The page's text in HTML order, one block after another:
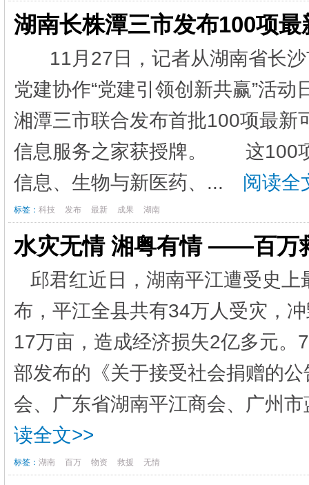
湖南长株潭三市发布100项
11月27日，记者从湖南省长
党建协作“党建引领创新共赢”活
湘潭三市联合发布首批100项最新
信息服务之家获授牌。 这100
信息、生物与新医药、...
阅读全
标签： 科技 发布 最新 成果 湖南
水灾无情 湘粤有情 ——百万
邱君红近日，湖南平江遭受史
布，平江全县共有34万人受灾，
17万亩，造成经济损失2亿多元
部发布的《关于接受社会捐赠的
会、广东省湖南平江商会、广州
读全文>>
标签： 湖南 百万 物资 救援 无情